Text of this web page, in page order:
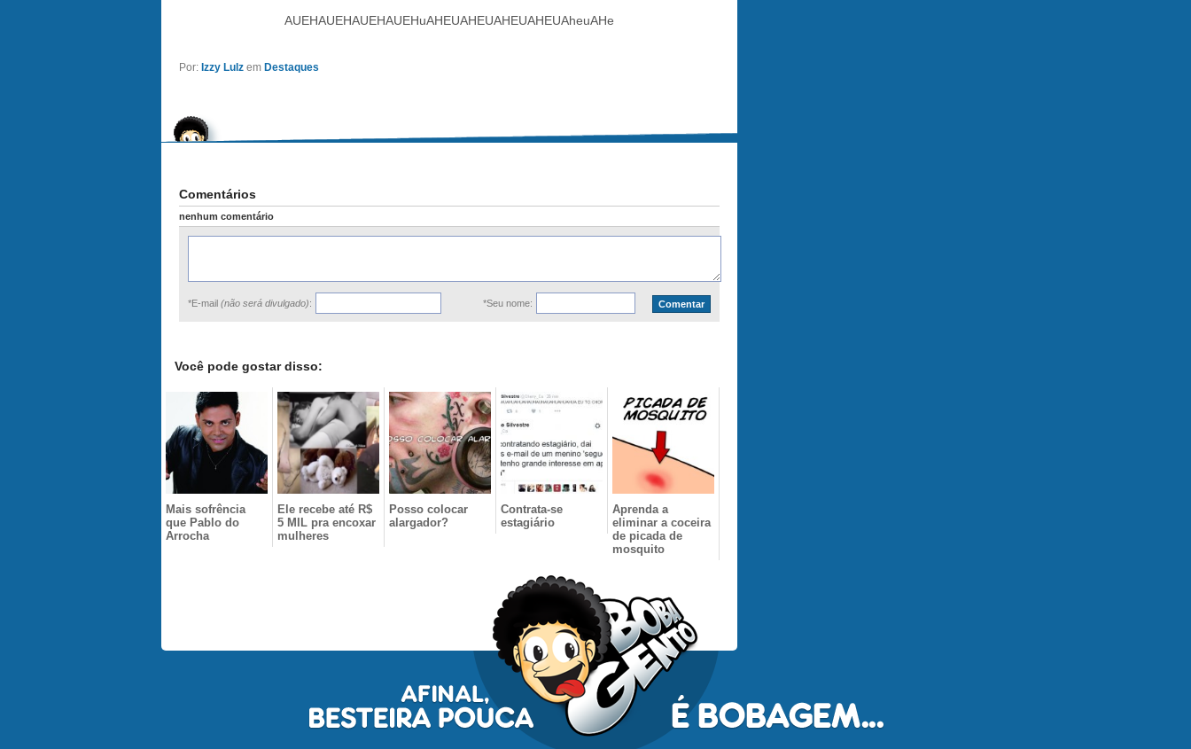
AUEHAUEHAUEHAUEHuAHEUAHEUAHEUAHEUAheuAHe
Por: Izzy Lulz em Destaques
Comentários
nenhum comentário
*E-mail (não será divulgado): *Seu nome:
Você pode gostar disso:
Mais sofrência
que Pablo do
Arrocha
Ele recebe até R$
5 MIL pra encoxar
mulheres
Posso colocar
alargador?
Contrata-se
estagiário
Aprenda a
eliminar a coceira
de picada de
mosquito